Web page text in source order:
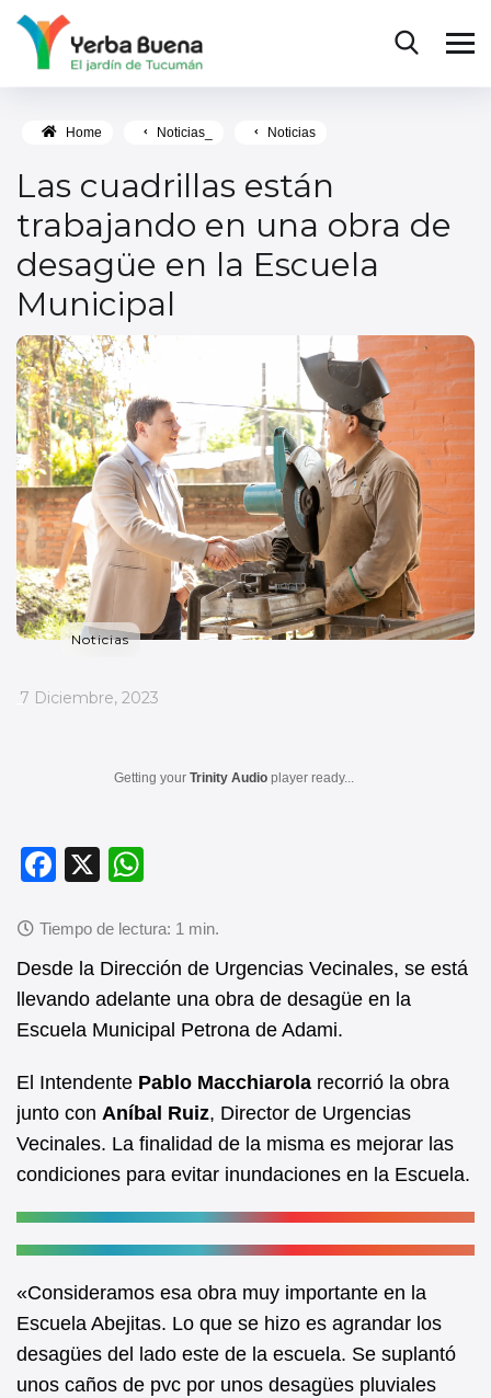
Home Noticias_ Noticias
Las cuadrillas están
trabajando en una obra de
desagüe en la Escuela
Municipal
Noticias
_
7 Diciembre, 2023
Getting your Trinity Audio player ready...
F
c
e
b
o
o
k
X
at
s
A
p
p
Desde la Dirección de Urgencias Vecinales, se está
llevando adelante una obra de desagüe en la
Escuela Municipal Petrona de Adami.
El Intendente Pablo Macchiarola recorrió la obra
junto con Aníbal Ruiz, Director de Urgencias
Vecinales. La finalidad de la misma es mejorar las
condiciones para evitar inundaciones en la Escuela.
«Consideramos esa obra muy importante en la
Escuela Abejitas. Lo que se hizo es agrandar los
desagües del lado este de la escuela. Se suplantó
unos caños de pvc por unos desagües pluviales